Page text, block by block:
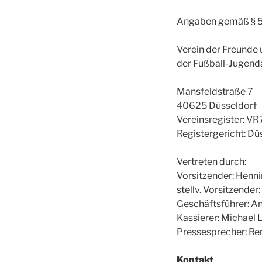
Angaben gemäß §
Verein der Freunde
der Fußball-
Mansfeldstraße 7
40625 Düsseldorf
Vereinsregister:
Registergericht:
Vertreten durch:
Vorsitzender:
stellv.
Geschäftsführer:
Kassierer: Michael
Pressesprecher:
Kontakt